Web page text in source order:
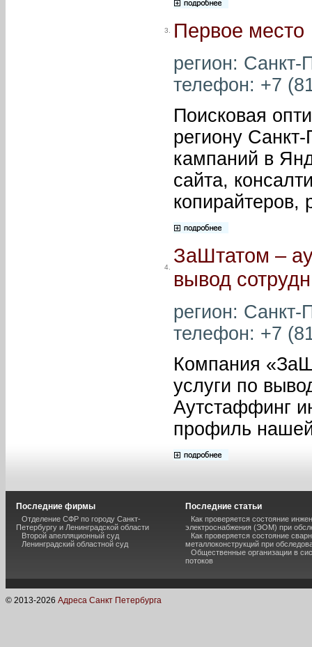
3. Первое место
регион: Санкт-
телефон: +7
Поисковая
региону
кампаний в
сайта,
копирайтеров,
4.
ЗаШтатом –
вывод
регион: Санкт-
телефон: +7
Компания
услуги по
Аутстаффинг
профиль
Последние фирмы
Отделение СФР по городу Санкт-
Петербургу и Ленинградской области
Второй апелляционный суд
Ленинградский областной суд
Последние статьи
Как проверяется состояние
электроснабжения (ЭОМ) при
Как проверяется состояние
металлоконструкций при
Общественные организации в
потоков
© 2013-2026 Адреса Санкт Петербурга